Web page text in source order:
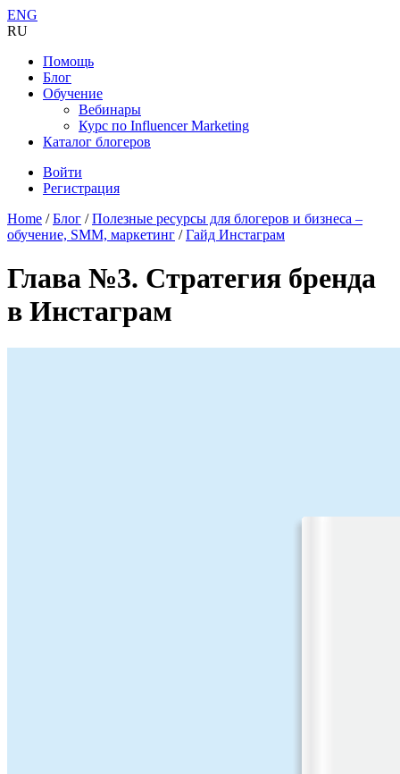
ENG
RU
Помощь
Блог
Обучение
Вебинары
Курс по Influencer Marketing
Каталог блогеров
Войти
Регистрация
Home /Блог /Полезные ресурсы для блогеров и бизнеса –
обучение, SMM, маркетинг /Гайд Инстаграм
Глава №3. Стратегия бренда
в Инстаграм